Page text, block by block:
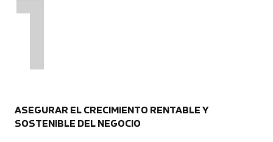
1
ASEGURAR EL CRECIMIENTO RENTABLE Y
SOSTENIBLE DEL NEGOCIO